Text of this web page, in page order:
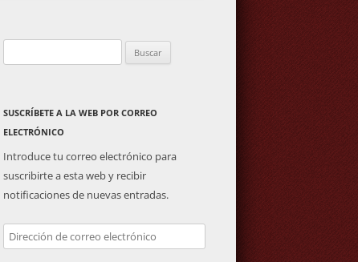
GENERAL
PLAZA DE TOROSACTIVIDADES PARROQUIALES
SUSCRÍBETE A LA WEB POR CORREO
ELECTRÓNICO
Introduce tu correo electrónico para
suscribirte a esta web y recibir
notificaciones de nuevas entradas.
Dirección
de